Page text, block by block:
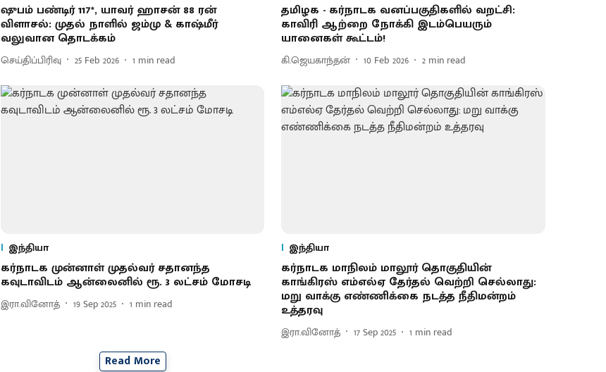
ஷுபம் பண்​டிர் 117*, யாவர் ஹாசன் 88 ரன்
விளாசல்: முதல் நாளில் ஜம்மு & காஷ்மீர்
வலுவான தொடக்கம்
செய்திப்பிரிவு 25 Feb 2026 1 min read
தமிழக - கர்நாடக வனப்பகுதிகளில் வறட்சி:
காவிரி ஆற்றை நோக்கி இடம்பெயரும்
யானைகள் கூட்டம்!
கி.ஜெயகாந்தன் 10 Feb 2026 2 min read
இந்தியா
கர்நாடக முன்னாள் முதல்வர் சதானந்த
கவுடாவிடம் ஆன்லைனில் ரூ. 3 லட்சம் மோசடி
இரா.வினோத் 19 Sep 2025 1 min read
இந்தியா
கர்நாடக மாநிலம் மாலூர் தொகுதியின்
காங்கிரஸ் எம்எல்ஏ தேர்தல் வெற்றி செல்லாது:
மறு வாக்கு எண்ணிக்கை நடத்த நீதிமன்றம்
உத்தரவு
இரா.வினோத் 17 Sep 2025 1 min read
Read More